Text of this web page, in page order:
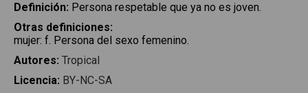
Definición: Persona respetable que ya no es joven.
Otras definiciones:
mujer: f. Persona del sexo femenino.
Autores: Tropical
Licencia: BY-NC-SA